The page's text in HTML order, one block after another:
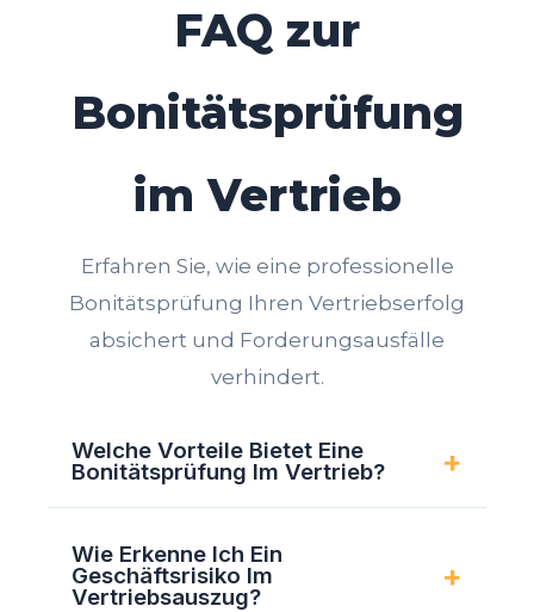
FAQ zur
Bonitätsprüfung
im Vertrieb
Erfahren Sie, wie eine professionelle
Bonitätsprüfung Ihren Vertriebserfolg
absichert und Forderungsausfälle
verhindert.
Welche Vorteile Bietet Eine
Bonitätsprüfung Im Vertrieb? +
Vertriebstellt sicher, dass
Verkaufsmitarbeiter ihre wertvolle
Wie Erkenne Ich Ein
Geschäftsrisiko Im
Vertriebsauszug?
+